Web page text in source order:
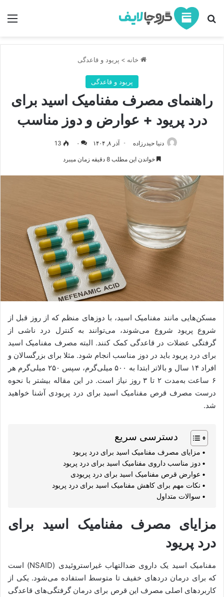
جستجو برای
خانه > پریود و قاعدگی
پریود و قاعدگی
راهنمای مصرف مفنامیک اسید برای
درد پریود + عوارض و دوز مناسب
دنیا حیدرزاده آذر ۸, ۱۴۰۴ ۰ 13
خواندن این مطلب 8 دقیقه زمان میبرد
مسکن‌هایی مانند مفنامیک اسید، با دوزهای منظم که از روز قبل از
شروع پریود شروع می‌شوند، می‌توانند به کنترل درد ناشی از
گرفتگی عضلات در قاعدگی کمک کنند. البته مصرف مفنامیک اسید
برای درد پریود باید در دوز مناسب انجام شود. مثلا برای بزرگسالان و
افراد ۱۴ سال و بالاتر ابتدا به ۵۰۰ میلی‌گرم، سپس ۲۵۰ میلی‌گرم هر
۶ ساعت به‌مدت ۲ تا ۳ روز نیاز است. در این مقاله بیشتر با نحوه
درست مصرف قرص مفنامیک اسید برای درد پریودی آشنا خواهید
شد.
دسترسی سریع
مزایای مصرف مفنامیک اسید برای درد پریود
دوز مناسب داروی مفنامیک اسید برای درد پریود
عوارض قرص مفنامیک اسید برای درد پریودی
نکات مهم برای کاهش مفنامیک اسید برای درد پریود
سوالات متداول
مزایای مصرف مفنامیک اسید برای
درد پریود
مفنامیک اسید یک داروی ضدالتهاب غیراستروئیدی (NSAID) است
که برای درمان دردهای خفیف تا متوسط ​​​​استفاده می‌شود. یکی از
کاربردهای اصلی مصرف این قرص برای درمان گرفتگی‌های قاعدگی